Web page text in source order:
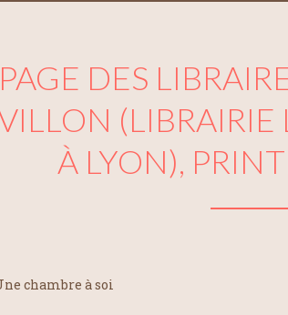
PAGE DES
À LYON),
chambre à soi